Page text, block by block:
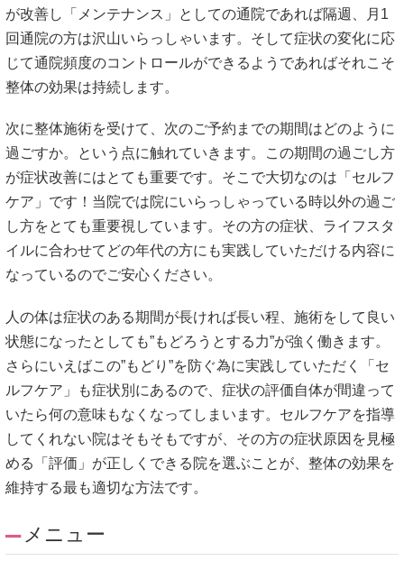
が改善し「メンテナンス」としての通院であれば隔週、月1
回通院の方は沢山いらっしゃいます。そして症状の変化に応
じて通院頻度のコントロールができるようであればそれこそ
整体の効果は持続します。
次に整体施術を受けて、次のご予約までの期間はどのように
過ごすか。という点に触れていきます。この期間の過ごし方
が症状改善にはとても重要です。そこで大切なのは「セルフ
ケア」です！当院では院にいらっしゃっている時以外の過ご
し方をとても重要視しています。その方の症状、ライフスタ
イルに合わせてどの年代の方にも実践していただける内容に
なっているのでご安心ください。
人の体は症状のある期間が長ければ長い程、施術をして良い
状態になったとしても”もどろうとする力”が強く働きます。
さらにいえばこの”もどり”を防ぐ為に実践していただく「セ
ルフケア」も症状別にあるので、症状の評価自体が間違って
いたら何の意味もなくなってしまいます。セルフケアを指導
してくれない院はそもそもですが、その方の症状原因を見極
める「評価」が正しくできる院を選ぶことが、整体の効果を
維持する最も適切な方法です。
メニュー